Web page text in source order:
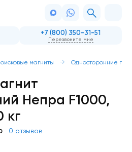
+7 (800) 350-31-51
Перезвоните мне
магниты Односторонние
Непра F1000,
кг
0 отзывов